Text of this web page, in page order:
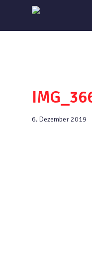
main
6. Dezember 2019